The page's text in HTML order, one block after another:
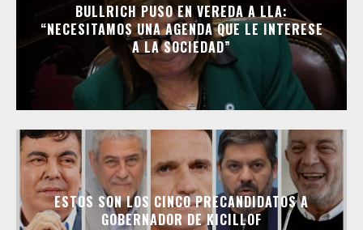
BULLRICH PUSO EN VEREDA A LLA:
“NECESITAMOS UNA AGENDA QUE LE INTERESE
A LA SOCIEDAD”
ESTOS SON LOS CINCO PRECANDIDATOS A
GOBERNADOR DE KICILLOF